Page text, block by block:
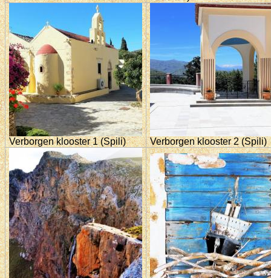
Verborgen klooster 1 (Spili) Verborgen klooster 2 (Spili)